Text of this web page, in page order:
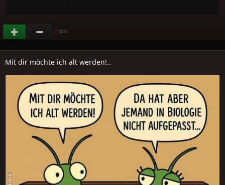
(+122)
Mit dir möchte ich alt werden!..